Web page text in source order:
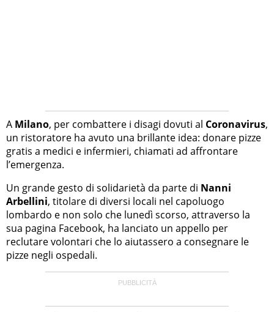
A Milano, per combattere i disagi dovuti al Coronavirus,
un ristoratore ha avuto una brillante idea: donare pizze
gratis a medici e infermieri, chiamati ad affrontare
l’emergenza.
Un grande gesto di solidarietà da parte di Nanni
Arbellini, titolare di diversi locali nel capoluogo
lombardo e non solo che lunedì scorso, attraverso la
sua pagina Facebook, ha lanciato un appello per
reclutare volontari che lo aiutassero a consegnare le
pizze negli ospedali.